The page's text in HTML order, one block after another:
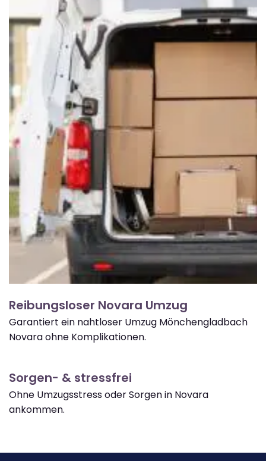
Reibungsloser Novara Umzug
Garantiert ein nahtloser Umzug Mönchengladbach
Novara ohne Komplikationen.
Sorgen- & stressfrei
Ohne Umzugsstress oder Sorgen in Novara
ankommen.